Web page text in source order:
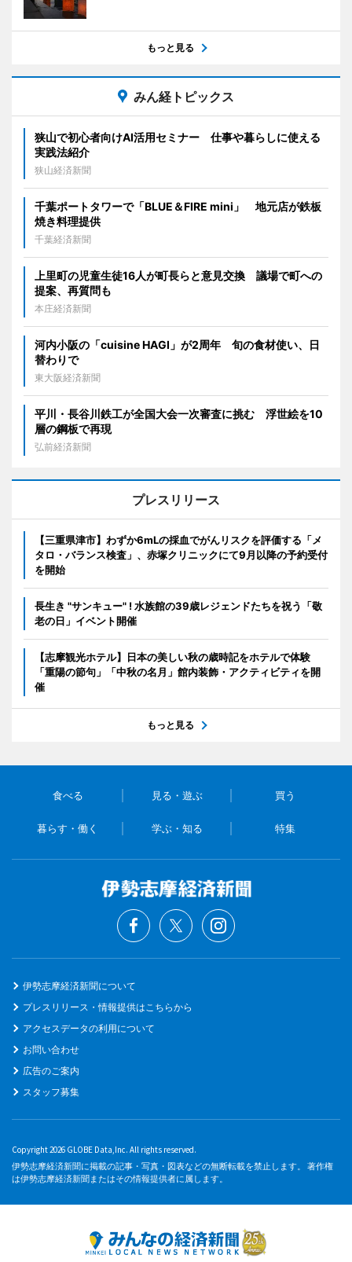
もっと見る
みん経トピックス
狭山で初心者向けAI活用セミナー 仕事や暮らしに使える
実践法紹介
狭山経済新聞
千葉ポートタワーで「BLUE＆FIRE mini」 地元店が鉄板
焼き料理提供
千葉経済新聞
上里町の児童生徒16人が町長らと意見交換 議場で町への
提案、再質問も
本庄経済新聞
河内小阪の「cuisine HAGI」が2周年 旬の食材使い、日
替わりで
東大阪経済新聞
平川・長谷川鉄工が全国大会一次審査に挑む 浮世絵を10
層の鋼板で再現
弘前経済新聞
プレスリリース
【三重県津市】わずか6mLの採血でがんリスクを評価する「メ
タロ・バランス検査」、赤塚クリニックにて9月以降の予約受付
を開始
長生き "サンキュー" ! 水族館の39歳レジェンドたちを祝う「敬
老の日」イベント開催
【志摩観光ホテル】日本の美しい秋の歳時記をホテルで体験
「重陽の節句」「中秋の名月」館内装飾・アクティビティを開
催
もっと見る
食べる 見る・遊ぶ 買う
暮らす・働く 学ぶ・知る 特集
伊勢志摩経済新聞について
プレスリリース・情報提供はこちらから
アクセスデータの利用について
お問い合わせ
広告のご案内
スタッフ募集
Copyright 2026 GLOBE Data,Inc. All rights reserved.
伊勢志摩経済新聞に掲載の記事・写真・図表などの無断転載を禁止します。 著作権
は伊勢志摩経済新聞またはその情報提供者に属します。